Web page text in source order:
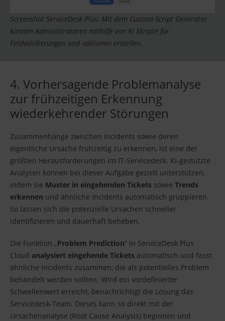
Screenshot ServiceDesk Plus: Mit dem Custom Script Generator
können Administratoren mithilfe von KI Skripte für
Feldvalidierungen und -aktionen erstellen.
4. Vorhersagende Problemanalyse
zur frühzeitigen Erkennung
wiederkehrender Störungen
Zusammenhänge zwischen Incidents sowie deren
eigentliche Ursache frühzeitig zu erkennen, ist eine der
größten Herausforderungen im IT-Servicedesk. KI-gestützte
Analysen können bei dieser Aufgabe gezielt unterstützen,
indem sie Muster in eingehenden Tickets sowie Trends
erkennen und ähnliche Incidents automatisch gruppieren.
So lassen sich die potenzielle Ursachen schneller
identifizieren und dauerhaft beheben.
Die Funktion „Problem Prediction“ in ServiceDesk Plus
Cloud analysiert eingehende Tickets automatisch und fasst
ähnliche Incidents zusammen, die als potentielles Problem
behandelt werden sollten. Wird ein vordefinierter
Schwellenwert erreicht, benachrichtigt die Lösung das
Servicedesk-Team. Dieses kann so direkt mit der
Ursachenanalyse (Root Cause Analysis) beginnen und